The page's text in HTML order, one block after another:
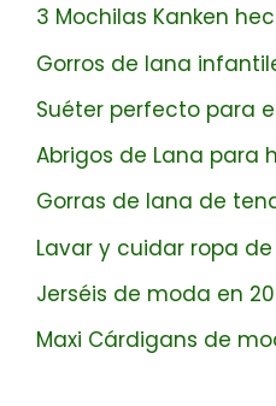
3 Mochilas Kanken
Gorros de lana
Suéter perfecto para
Abrigos de Lana para
Gorras de lana de
Lavar y cuidar ropa
Jerséis de moda en
Maxi Cárdigans de